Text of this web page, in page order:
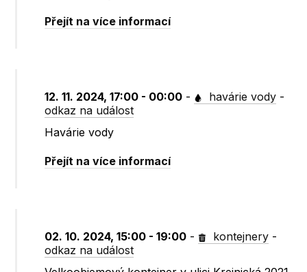
Přejít na více informací
12. 11. 2024, 17:00 - 00:00 - havárie vody -
odkaz na událost
Havárie vody
Přejít na více informací
02. 10. 2024, 15:00 - 19:00 - kontejnery -
odkaz na událost